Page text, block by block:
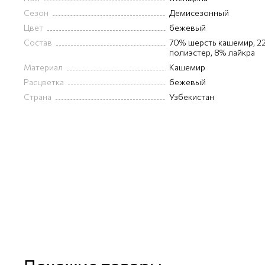
Сезон
Демисезонный
Цвет
бежевый
Состав
70% шерсть кашемир,
полиэстер, 8% лайкра
Материал
Кашемир
Расцветка
бежевый
Страна
Узбекистан